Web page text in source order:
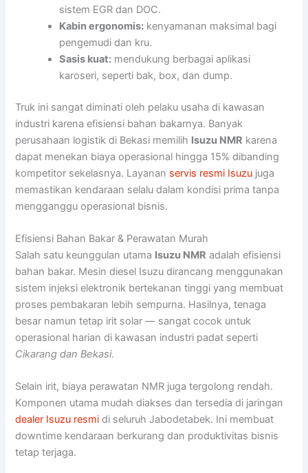
sistem EGR dan DOC.
Kabin ergonomis: kenyamanan maksimal bagi
pengemudi dan kru.
Sasis kuat: mendukung berbagai aplikasi
karoseri, seperti bak, box, dan dump.
Truk ini sangat diminati oleh pelaku usaha di kawasan
industri karena efisiensi bahan bakarnya. Banyak
perusahaan logistik di Bekasi memilih Isuzu NMR karena
dapat menekan biaya operasional hingga 15% dibanding
kompetitor sekelasnya. Layanan servis resmi Isuzu juga
memastikan kendaraan selalu dalam kondisi prima tanpa
mengganggu operasional bisnis.
Efisiensi Bahan Bakar & Perawatan Murah
Salah satu keunggulan utama Isuzu NMR adalah efisiensi
bahan bakar. Mesin diesel Isuzu dirancang menggunakan
sistem injeksi elektronik bertekanan tinggi yang membuat
proses pembakaran lebih sempurna. Hasilnya, tenaga
besar namun tetap irit solar — sangat cocok untuk
operasional harian di kawasan industri padat seperti
Cikarang dan Bekasi.
Selain irit, biaya perawatan NMR juga tergolong rendah.
Komponen utama mudah diakses dan tersedia di jaringan
dealer Isuzu resmi di seluruh Jabodetabek. Ini membuat
downtime kendaraan berkurang dan produktivitas bisnis
tetap terjaga.